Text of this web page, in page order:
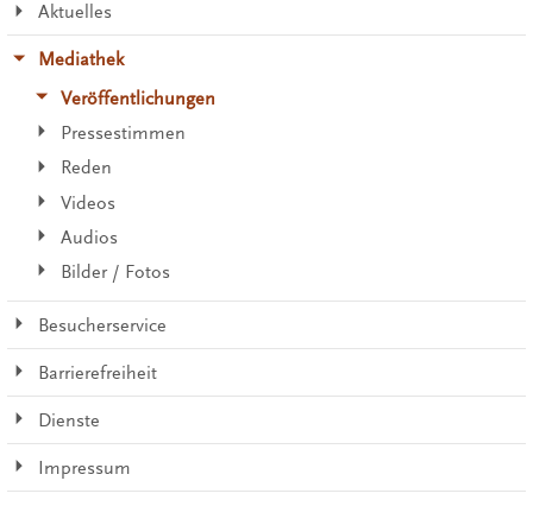
Aktuelles
Mediathek
Veröffentlichungen
Pressestimmen
Reden
Videos
Audios
Bilder / Fotos
Besucherservice
Barrierefreiheit
Dienste
Impressum